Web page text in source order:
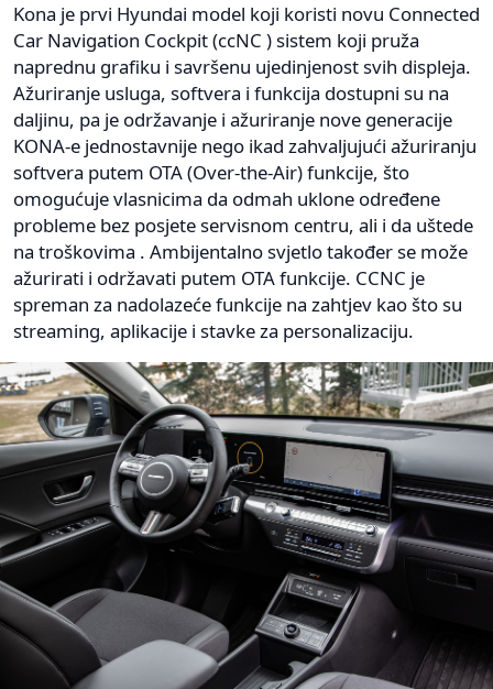
Kona je prvi Hyundai model koji koristi novu Connected
Car Navigation Cockpit (ccNC ) sistem koji pruža
naprednu grafiku i savršenu ujedinjenost svih displeja.
Ažuriranje usluga, softvera i funkcija dostupni su na
daljinu, pa je održavanje i ažuriranje nove generacije
KONA-e jednostavnije nego ikad zahvaljujući ažuriranju
softvera putem OTA (Over-the-Air) funkcije, što
omogućuje vlasnicima da odmah uklone određene
probleme bez posjete servisnom centru, ali i da uštede
na troškovima . Ambijentalno svjetlo također se može
ažurirati i održavati putem OTA funkcije. CCNC je
spreman za nadolazeće funkcije na zahtjev kao što su
streaming, aplikacije i stavke za personalizaciju.